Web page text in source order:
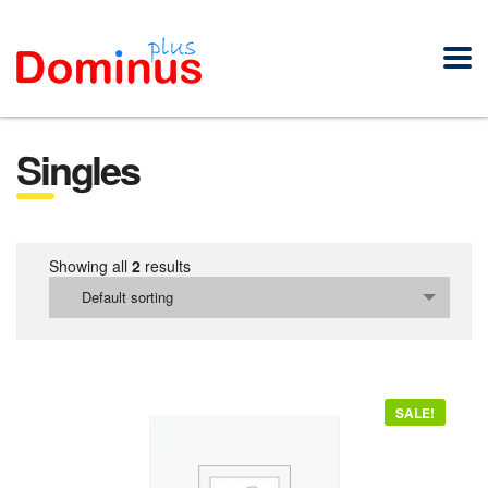
Singles
Showing all 2 results
Default sorting
SALE!